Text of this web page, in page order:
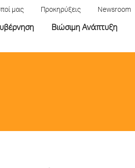
μας Προκηρύξεις Newsroom
Βιώσιμη Ανάπτυξη